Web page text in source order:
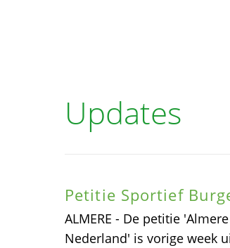
Updates
Petitie Sportief
ALMERE - De petitie
Nederland' is vorige week